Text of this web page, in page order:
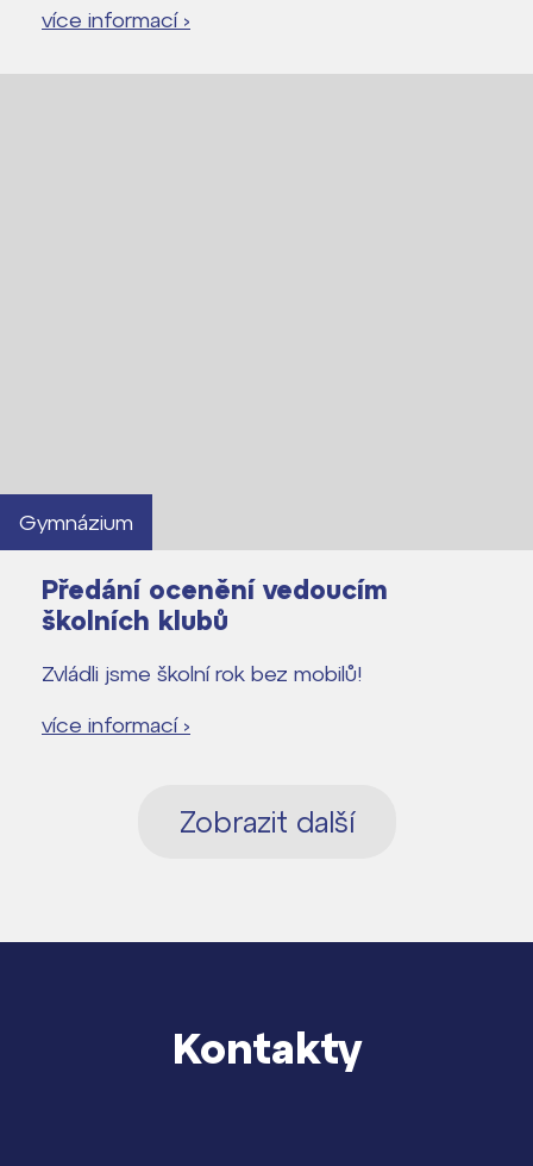
více informací ›
Gymnázium
Předání ocenění vedoucím
školních klubů
Zvládli jsme školní rok bez mobilů!
více informací ›
Zobrazit další
Kontakty